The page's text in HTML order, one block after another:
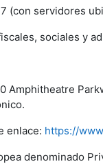
(con servidores
sociales y
enlace: https://
denominado